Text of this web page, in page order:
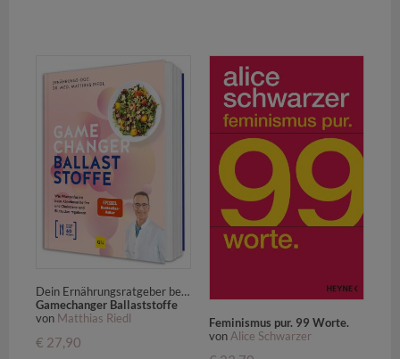
Dein Ernährungsratgeber bei Diabetes, Übergewicht & Herz-Kreislauf-Erkrankungen - Mit Pflanzenfasern abnehmen, Cholesterin senken, Blutzucker regulieren
Gamechanger Ballaststoffe
von Matthias Riedl
€ 27,90
Feminismus pur. 99 Worte.
vonAlice Schwarzer